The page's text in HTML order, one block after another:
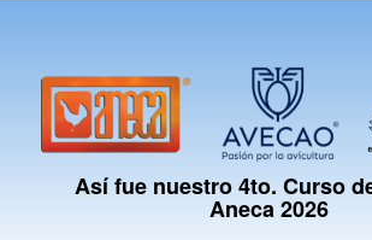
Así fue nuestro 4to. Curso
Aneca 2026